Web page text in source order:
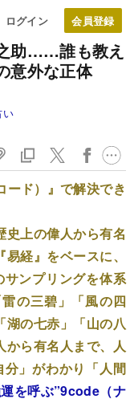
ログイン
助……誰も教え
意外な正体
い
ド）』で解決でき
史上の偉人から有名
経』をベースに、
ンプリングを体系
の三碧」「風の四
湖の七赤」「山の八
から有名人まで、人
」がわかり「人間
運を呼ぶ”9code（ナ